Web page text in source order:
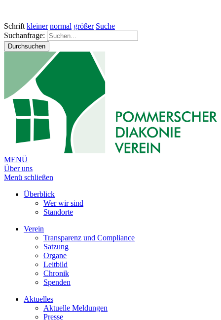
Schrift kleiner normal größer Suche
Suchanfrage:
Durchsuchen
MENÜ
Über uns
Menü schließen
Überblick
Wer wir sind
Standorte
Verein
Transparenz und Compliance
Satzung
Organe
Leitbild
Chronik
Spenden
Aktuelles
Aktuelle Meldungen
Presse